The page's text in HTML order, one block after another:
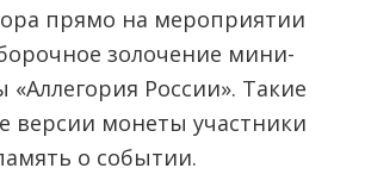
прямо на мероприятии
золочение мини-
России». Такие
монеты участники
о событии.